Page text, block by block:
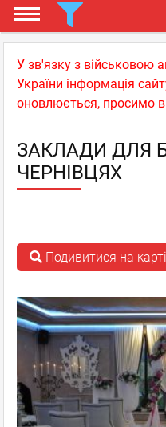
У зв'язку з військовою
України інформація
оновлюється, просимо
ЗАКЛАДИ ДЛЯ
ЧЕРНІВЦЯХ
Подивитися на карті